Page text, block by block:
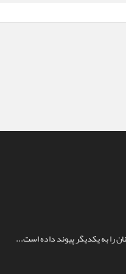
را به يکديگر پيوند داده است...